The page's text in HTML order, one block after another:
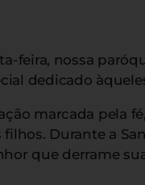
feira, nossa
dedicado
marcada pela
filhos. Durante a
que derrame